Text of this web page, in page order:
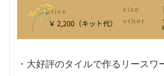
・大好評のタイルで作るリースワ